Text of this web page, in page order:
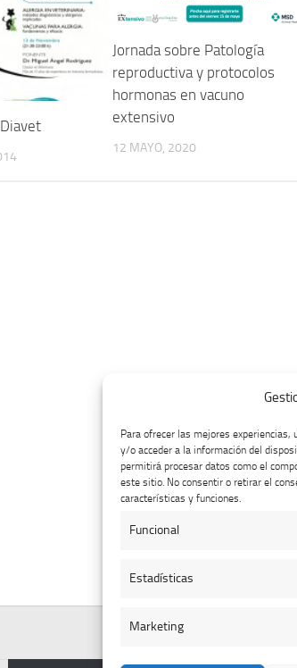
Para ofrecer las mejores
y/o acceder a la información del
permitirá procesar datos como el
este sitio. No consentir o retirar el
características y funciones.
Funcional
Estadísticas
Marketing
Jornada sobre Patología
reproductiva y protocolos
hormonas en vacuno
extensivo
12 MAYO, 2020